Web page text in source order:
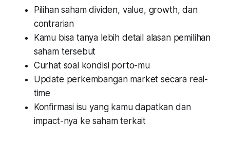
Pilihan saham dividen, value, growth, dan
contrarian
Kamu bisa tanya lebih detail alasan pemilihan
saham tersebut
Curhat soal kondisi porto-mu
Update perkembangan market secara real-
time
Konfirmasi isu yang kamu dapatkan dan
impact-nya ke saham terkait